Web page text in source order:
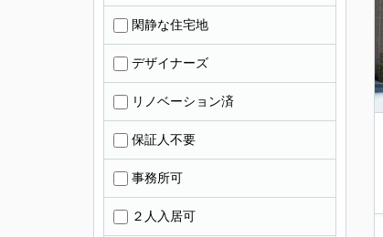
閑静な住宅地
デザイナーズ
リノベーション済
保証人不要
事務所可
２人入居可